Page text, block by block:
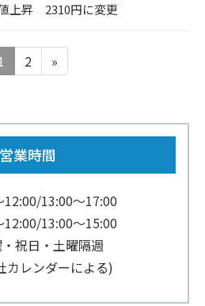
上昇 2310円に変更
2 »
営業時間
12:00/13:00～17:00
13:00～15:00
・祝日・土曜隔週
ンダーによる)